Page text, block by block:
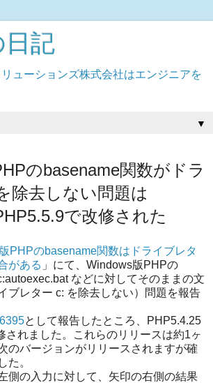
日記
ューションズ株式会社はエンジニアを
▼
のbasename関数がドラ
除去しない問題は
で改修された
PHPのbasename関数はドライブレタ
がある 」にて、Windows版PHPの
などに対してそのままの文
ブレター c: を除去しない）問題を報告
として報告したところ、PHP5.4.25
されました。これらのリリースは約1ヶ
のバージョンがリリースされますが確
た。
側の入力に対して、矢印の右側の結果